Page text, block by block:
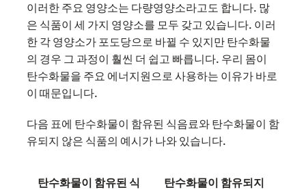
이러한 주요 영양소는 다량영양소라고도 합니다. 많
은 식품이 세 가지 영양소를 모두 갖고 있습니다. 이러
한 각 영양소가 포도당으로 바뀔 수 있지만 탄수화물
의 경우 그 과정이 훨씬 더 쉽고 빠릅니다. 우리 몸이
탄수화물을 주요 에너지원으로 사용하는 이유가 바로
이 때문입니다.
다음 표에 탄수화물이 함유된 식음료와 탄수화물이 함
유되지 않은 식품의 예시가 나와 있습니다.
탄수화물이 함유된 식
탄수화물이 함유되지